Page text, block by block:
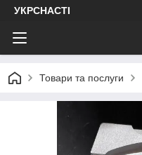
УКРСНАСТІ
Товари та послуги